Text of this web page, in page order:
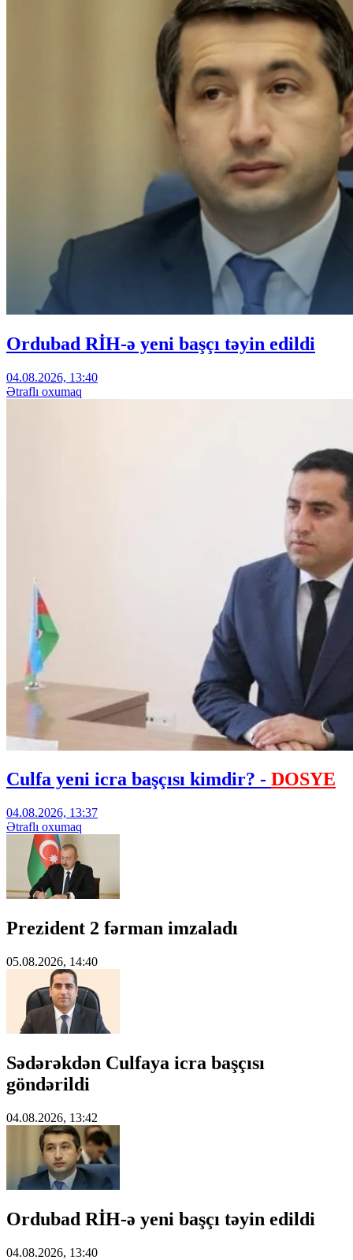
Ordubad RİH-ə yeni başçı təyin edildi
04.08.2026, 13:40
Ətraflı oxumaq
Culfa yeni icra başçısı kimdir? - DOSYE
04.08.2026, 13:37
Ətraflı oxumaq
Prezident 2 fərman imzaladı
05.08.2026, 14:40
Sədərəkdən Culfaya icra başçısı
göndərildi
04.08.2026, 13:42
Ordubad RİH-ə yeni başçı təyin edildi
04.08.2026, 13:40